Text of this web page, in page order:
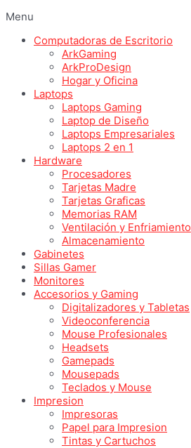
Menu
Computadoras de Escritorio
ArkGaming
ArkProDesign
Hogar y Oficina
Laptops
Laptops Gaming
Laptop de Diseño
Laptops Empresariales
Laptops 2 en 1
Hardware
Procesadores
Tarjetas Madre
Tarjetas Graficas
Memorias RAM
Ventilación y Enfriamiento
Almacenamiento
Gabinetes
Sillas Gamer
Monitores
Accesorios y Gaming
Digitalizadores y Tabletas
Videoconferencia
Mouse Profesionales
Headsets
Gamepads
Mousepads
Teclados y Mouse
Impresion
Impresoras
Papel para Impresion
Tintas y Cartuchos